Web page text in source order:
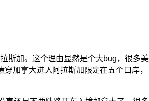
斯加。这个理由显然是个大bug，很多美
加拿大进入阿拉斯加限定在五个口岸，